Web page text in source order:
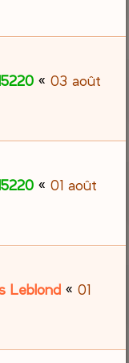
«03 août
«01 août
Leblond «01